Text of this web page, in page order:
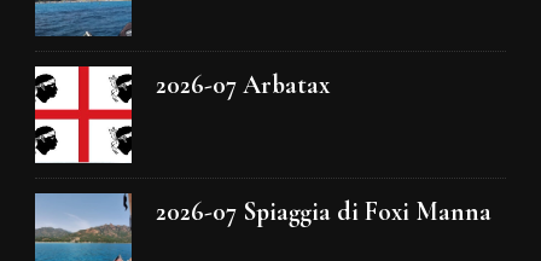
2026-07 Arbatax
2026-07 Spiaggia di Foxi Manna